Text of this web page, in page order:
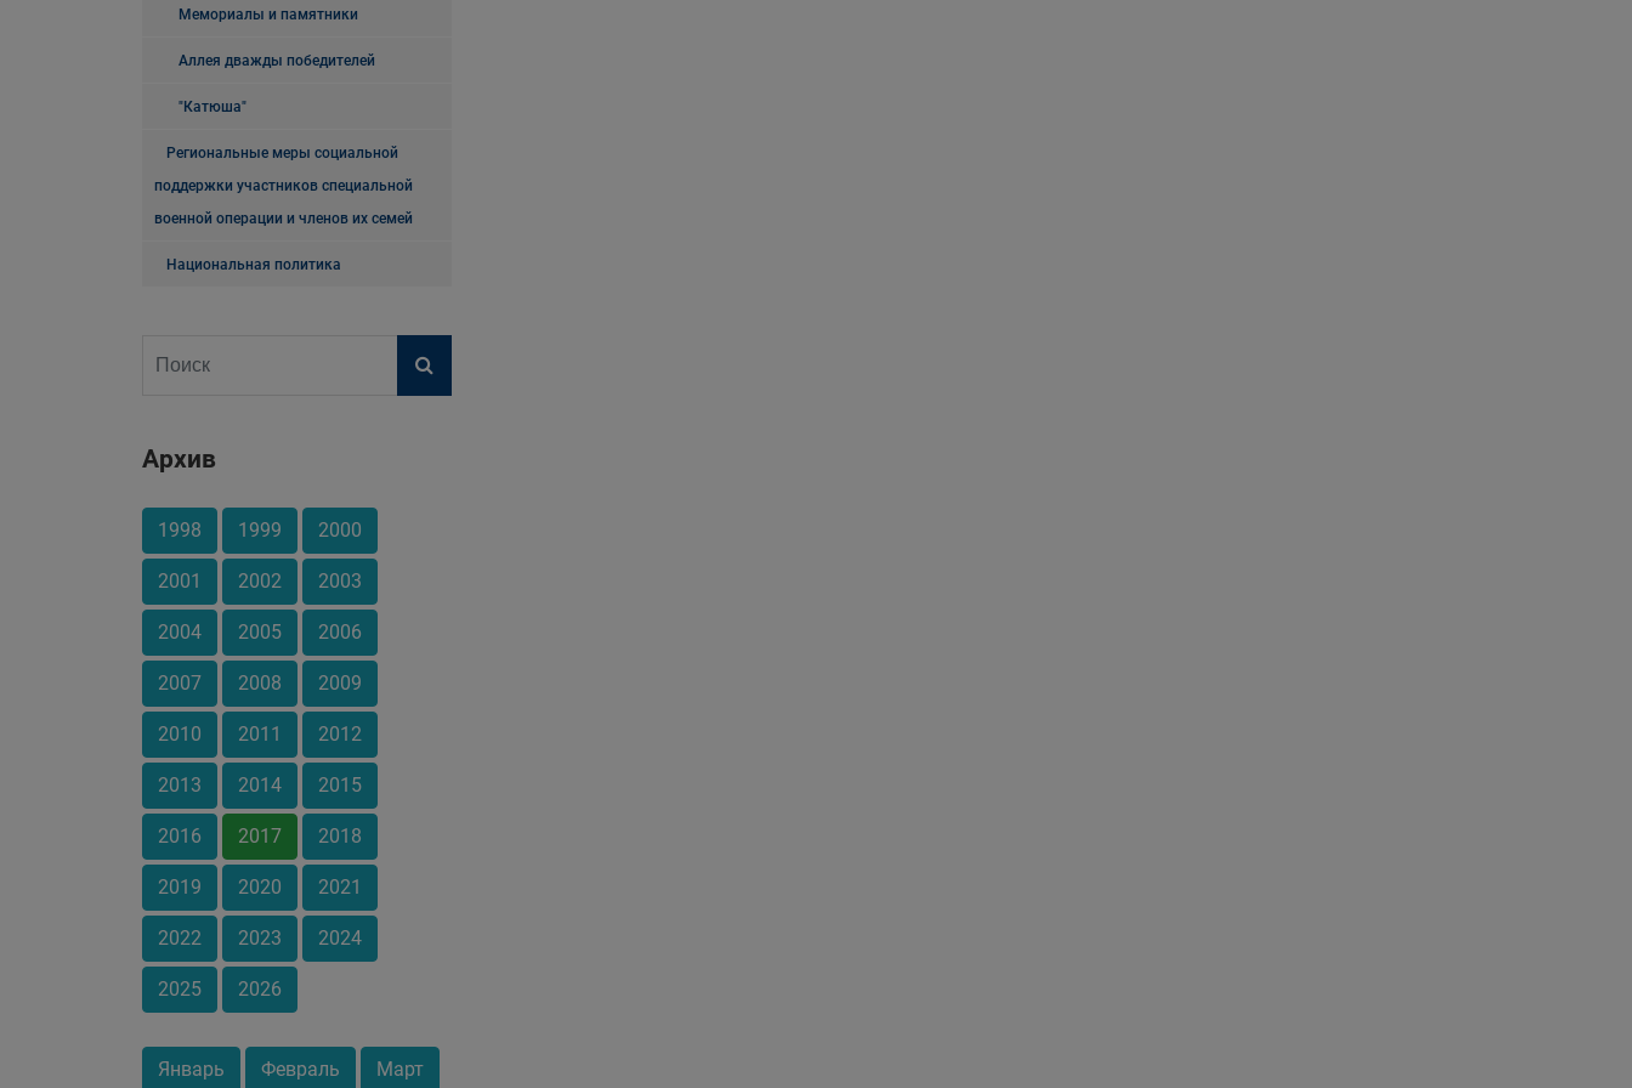
Мемориалы и памятники
Аллея дважды победителей
"Катюша"
Региональные меры социальной
поддержки участников специальной
военной операции и членов их семей
Национальная политика
Архив
1998 1999 2000
2001 2002 2003
2004 2005 2006
2007 2008 2009
2010 2011 2012
2013 2014 2015
2016 2017 2018
2019 2020 2021
2022 2023 2024
2025 2026
Январь Февраль Март